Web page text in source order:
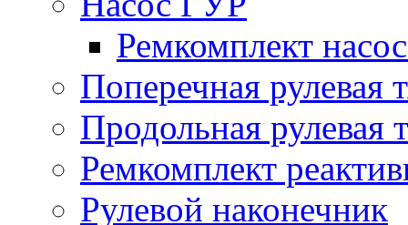
Ремкомплект
Поперечная рулевая
Продольная рулевая
Ремкомплект
Рулевой наконечник